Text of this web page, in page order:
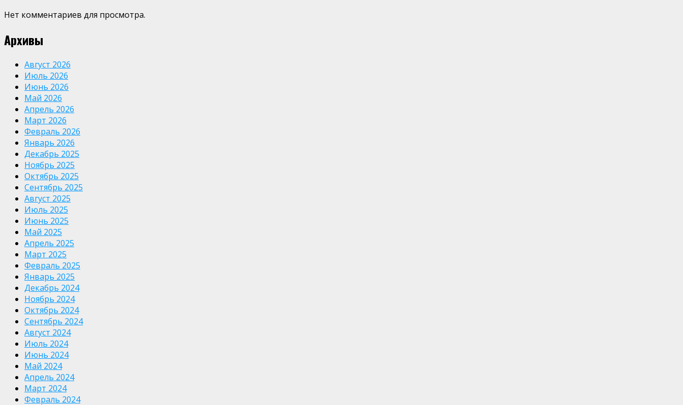
Нет комментариев для просмотра.
Архивы
Август 2026
Июль 2026
Июнь 2026
Май 2026
Апрель 2026
Март 2026
Февраль 2026
Январь 2026
Декабрь 2025
Ноябрь 2025
Октябрь 2025
Сентябрь 2025
Август 2025
Июль 2025
Июнь 2025
Май 2025
Апрель 2025
Март 2025
Февраль 2025
Январь 2025
Декабрь 2024
Ноябрь 2024
Октябрь 2024
Сентябрь 2024
Август 2024
Июль 2024
Июнь 2024
Май 2024
Апрель 2024
Март 2024
Февраль 2024